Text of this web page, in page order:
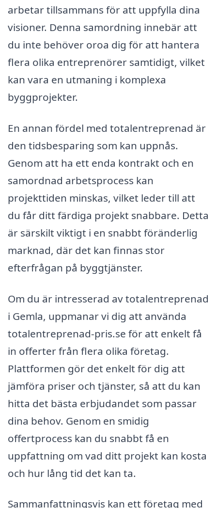
arbetar tillsammans för att uppfylla dina
visioner. Denna samordning innebär att
du inte behöver oroa dig för att hantera
flera olika entreprenörer samtidigt, vilket
kan vara en utmaning i komplexa
byggprojekter.
En annan fördel med totalentreprenad är
den tidsbesparing som kan uppnås.
Genom att ha ett enda kontrakt och en
samordnad arbetsprocess kan
projekttiden minskas, vilket leder till att
du får ditt färdiga projekt snabbare. Detta
är särskilt viktigt i en snabbt föränderlig
marknad, där det kan finnas stor
efterfrågan på byggtjänster.
Om du är intresserad av totalentreprenad
i Gemla, uppmanar vi dig att använda
totalentreprenad-pris.se för att enkelt få
in offerter från flera olika företag.
Plattformen gör det enkelt för dig att
jämföra priser och tjänster, så att du kan
hitta det bästa erbjudandet som passar
dina behov. Genom en smidig
offertprocess kan du snabbt få en
uppfattning om vad ditt projekt kan kosta
och hur lång tid det kan ta.
Sammanfattningsvis kan ett företag med